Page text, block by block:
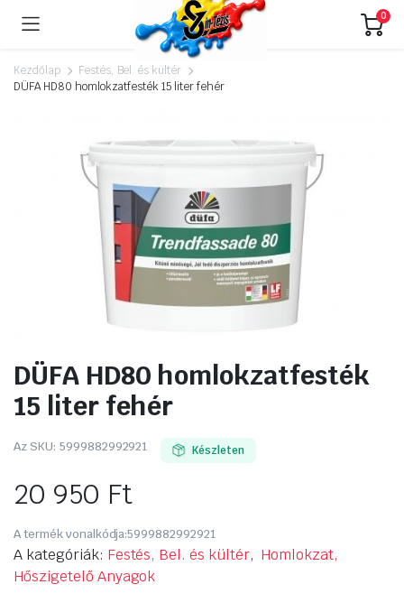
0
Kezdőlap
Festés, Bel. és kültér
DÜFA HD80 homlokzatfesték 15 liter fehér
DÜFA HD80 homlokzatfesték
15 liter fehér
Az SKU: 5999882992921 Készleten
20 950 Ft
A termék vonalkódja:5999882992921
A kategóriák: Festés, Bel. és kültér, Homlokzat,
Hőszigetelő Anyagok